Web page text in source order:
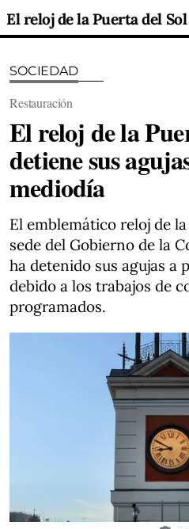
SOCIEDAD
Restauración
El reloj de la
detiene sus
mediodía
El emblemático reloj de
sede del Gobierno de la
ha detenido sus agujas a
debido a los trabajos de
programados.